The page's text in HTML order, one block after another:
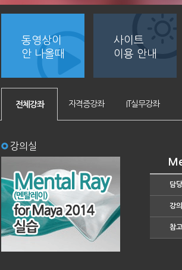
동영상이
안 나올때
사이트
이용 안내
전체강좌 자격증강좌 IT실무강좌
강의실
담
강
참